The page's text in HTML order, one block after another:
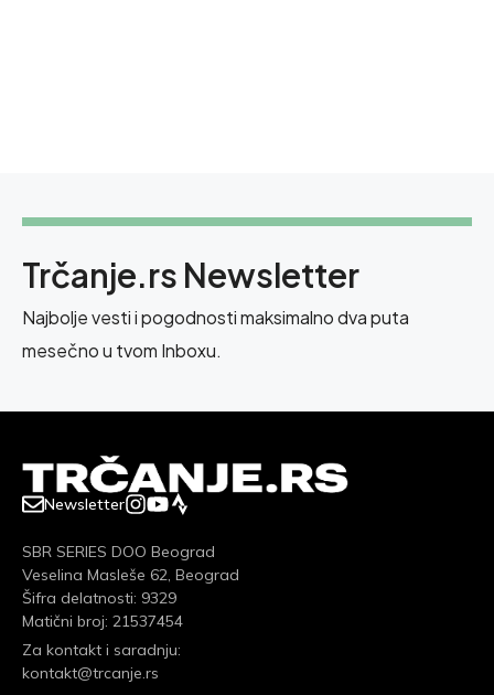
Trčanje.rs Newsletter
Najbolje vesti i pogodnosti maksimalno dva puta
mesečno u tvom Inboxu.
Newsletter
SBR SERIES DOO Beograd
Veselina Masleše 62, Beograd
Šifra delatnosti: 9329
Matični broj: 21537454
Za kontakt i saradnju:
kontakt@trcanje.rs